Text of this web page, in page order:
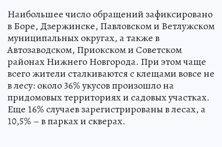
Наибольшее число обращений зафиксировано
в Боре, Дзержинске, Павловском и Ветлужском
муниципальных округах, а также в
Автозаводском, Приокском и Советском
районах Нижнего Новгорода. При этом чаще
всего жители сталкиваются с клещами вовсе не
в лесу: около 36% укусов произошло на
придомовых территориях и садовых участках.
Еще 16% случаев зарегистрированы в лесах, а
10,5% – в парках и скверах.